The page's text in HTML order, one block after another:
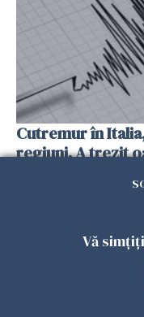
Cutremur în
regiuni. A trezit
Vă